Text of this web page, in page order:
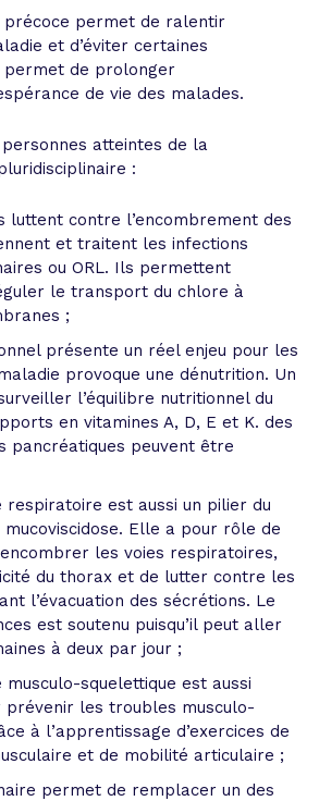
précoce permet de ralentir
et d’éviter certaines
permet de prolonger
de vie des malades.
atteintes de la
:
luttent contre l’encombrement des
et traitent les infections
ou ORL. Ils permettent
le transport du chlore à
;
présente un réel enjeu pour les
provoque une dénutrition. Un
l’équilibre nutritionnel du
en vitamines A, D, E et K. des
pancréatiques peuvent être
respiratoire est aussi un pilier du
Elle a pour rôle de
les voies respiratoires,
du thorax et de lutter contre les
l’évacuation des sécrétions. Le
est soutenu puisqu’il peut aller
à deux par jour ;
squelettique est aussi
les troubles musculo-
à l’apprentissage d’exercices de
et de mobilité articulaire ;
permet de remplacer un des